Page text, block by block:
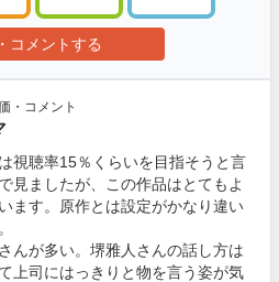
コメントする
・コメント
視聴率15％くらいを目指そうと言
見ましたが、この作品はとてもよ
ます。原作とは設定がかなり違い
んが多い。堺雅人さんの話し方は
上司にはっきりと物を言う姿が気